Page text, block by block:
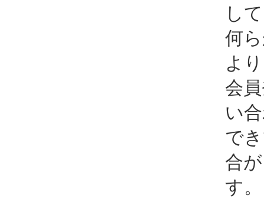
し
何
よ
会
い
で
合
す。